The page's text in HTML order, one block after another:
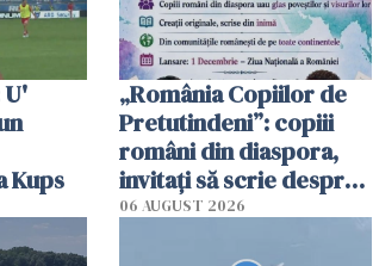
U'
Kups
„România Copiilor de
Pretutindeni”: copiii
români din diaspora,
invitați să scrie despre
România într-un volum
06 AUGUST 2026